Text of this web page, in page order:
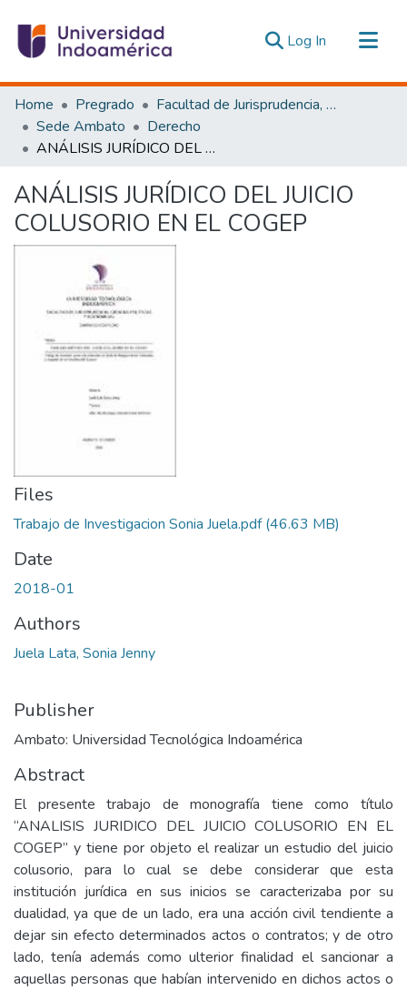
Log In (current)
Communities & Collections
All of DSpace
Statistics
Estadísticas Externas
Home Pregrado
Facultad de Jurisprudencia, Ciencias Políticas y Económicas
Sede Ambato
Derecho
ANÁLISIS JURÍDICO DEL JUICIO COLUSORIO EN EL COGEP
ANÁLISIS JURÍDICO DEL JUICIO
COLUSORIO EN EL COGEP
Files
Trabajo de Investigacion Sonia Juela.pdf(46.63 MB)
Date
2018-01
Authors
Juela Lata, Sonia Jenny
Publisher
Ambato: Universidad Tecnológica Indoamérica
Abstract
El presente trabajo de monografía tiene como título
“ANALISIS JURIDICO DEL JUICIO COLUSORIO EN EL
COGEP” y tiene por objeto el realizar un estudio del juicio
colusorio, para lo cual se debe considerar que esta
institución jurídica en sus inicios se caracterizaba por su
dualidad, ya que de un lado, era una acción civil tendiente a
dejar sin efecto determinados actos o contratos; y de otro
lado, tenía además como ulterior finalidad el sancionar a
aquellas personas que habían intervenido en dichos actos o